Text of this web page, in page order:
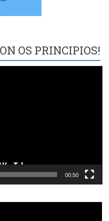
OS PRINCIPIOS!
00:50